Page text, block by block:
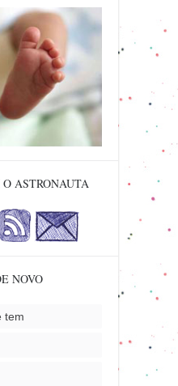
ASTRONAUTA
NOVO
tem